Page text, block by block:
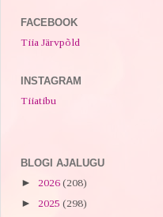
FACEBOOK
Tiia Järvpõld
INSTAGRAM
Tiiatibu
BLOGI AJALUGU
► 2026 (208)
► 2025 (298)